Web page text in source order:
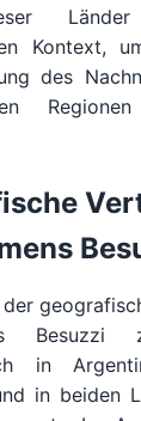
Kontext,
des
in
in beiden